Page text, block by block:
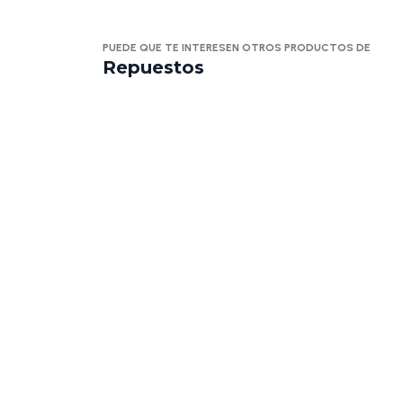
PUEDE QUE TE INTERESEN OTROS PRODUCTOS DE
Repuestos